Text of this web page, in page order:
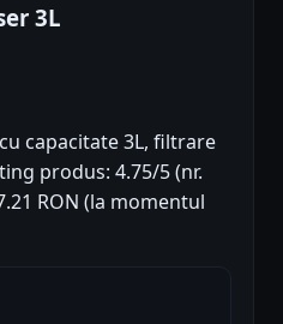
3L
capacitate 3L, filtrare
produs: 4.75/5 (nr.
RON (la momentul